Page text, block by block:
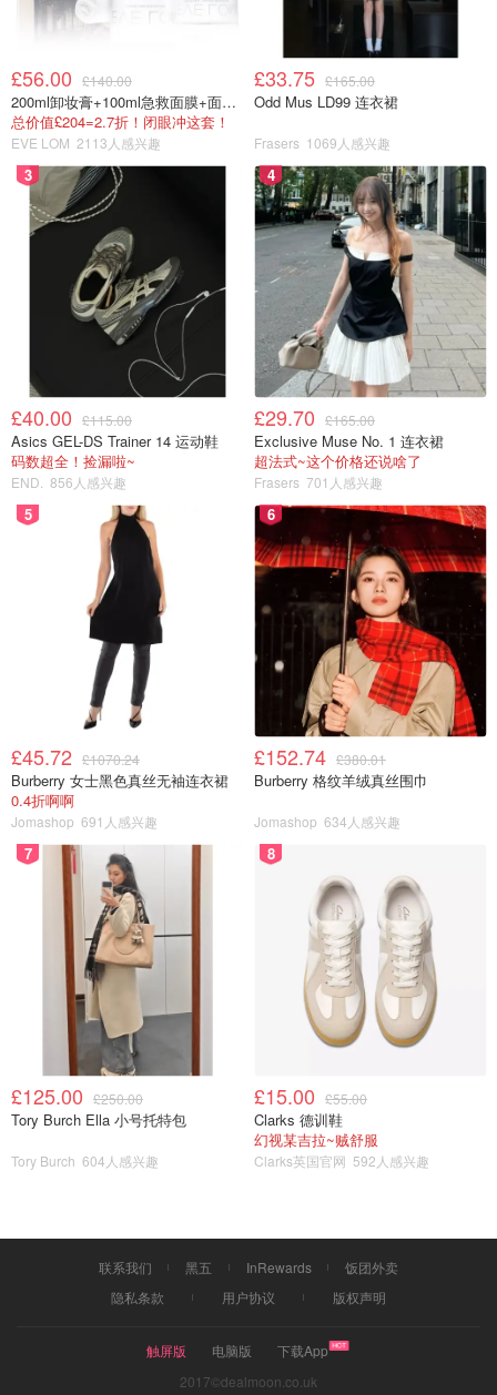
下次做点别的分享给大家！
2020好起来
£56.00 £140.00
200ml卸妆膏+100ml急救面膜+面霜+洁颜布
总价值£204=2.7折！闭眼冲这套！
EVE LOM 2113人感兴趣
£33.75 £165.00
Odd Mus LD99 连衣裙
Frasers 1069人感兴趣
3
£40.00 £115.00
Asics GEL-DS Trainer 14 运动鞋
码数超全！捡漏啦~
END. 856人感兴趣
4
£29.70 £165.00
Exclusive Muse No. 1 连衣裙
超法式~这个价格还说啥了
Frasers 701人感兴趣
5
£45.72 £1070.24
Burberry 女士黑色真丝无袖连衣裙
0.4折啊啊
Jomashop 691人感兴趣
6
£152.74 £380.01
Burberry 格纹羊绒真丝围巾
Jomashop 634人感兴趣
7
£125.00 £250.00
Tory Burch Ella 小号托特包
Tory Burch 604人感兴趣
8
£15.00 £55.00
Clarks 德训鞋
幻视某吉拉~贼舒服
Clarks英国官网 592人感兴趣
联系我们 黑五 InRewards
饭团外卖
隐私条款
用户协议 版权声明
触屏版 电脑版
下载App
2017©dealmoon.co.uk